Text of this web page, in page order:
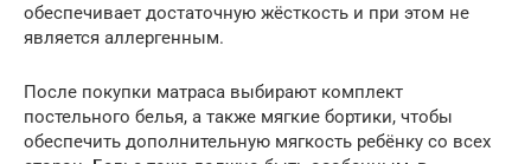
обеспечивает достаточную жёсткость и при этом не
является аллергенным.
После покупки матраса выбирают комплект
постельного белья, а также мягкие бортики, чтобы
обеспечить дополнительную мягкость ребёнку со всех